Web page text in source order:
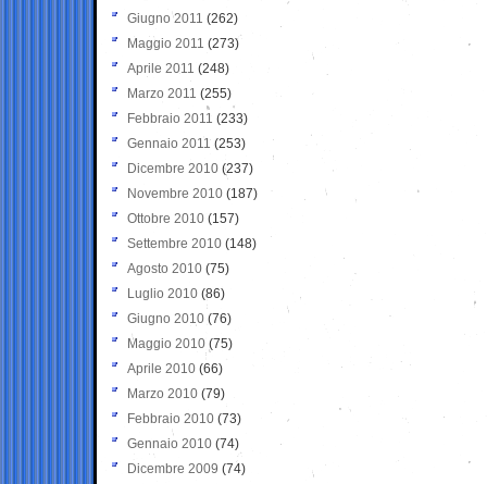
Giugno 2011 (262)
Maggio 2011 (273)
Aprile 2011 (248)
Marzo 2011 (255)
Febbraio 2011 (233)
Gennaio 2011 (253)
Dicembre 2010 (237)
Novembre 2010 (187)
Ottobre 2010 (157)
Settembre 2010 (148)
Agosto 2010 (75)
Luglio 2010 (86)
Giugno 2010 (76)
Maggio 2010 (75)
Aprile 2010 (66)
Marzo 2010 (79)
Febbraio 2010 (73)
Gennaio 2010 (74)
Dicembre 2009 (74)